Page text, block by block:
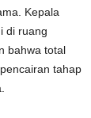
Kepala
di ruang
bahwa total
tahap